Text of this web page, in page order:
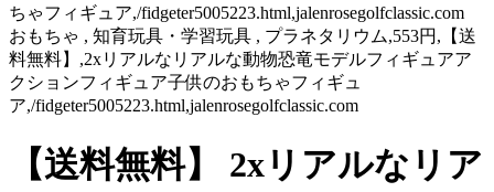
ちゃフィギュア,/fidgeter5005223.html,jalenrosegolfclassic.com
おもちゃ , 知育玩具・学習玩具 , プラネタリウム,553円,【送
料無料】,2xリアルなリアルな動物恐竜モデルフィギュアア
クションフィギュア子供のおもちゃフィギュ
ア,/fidgeter5005223.html,jalenrosegolfclassic.com
【送料無料】 2xリアルなリア